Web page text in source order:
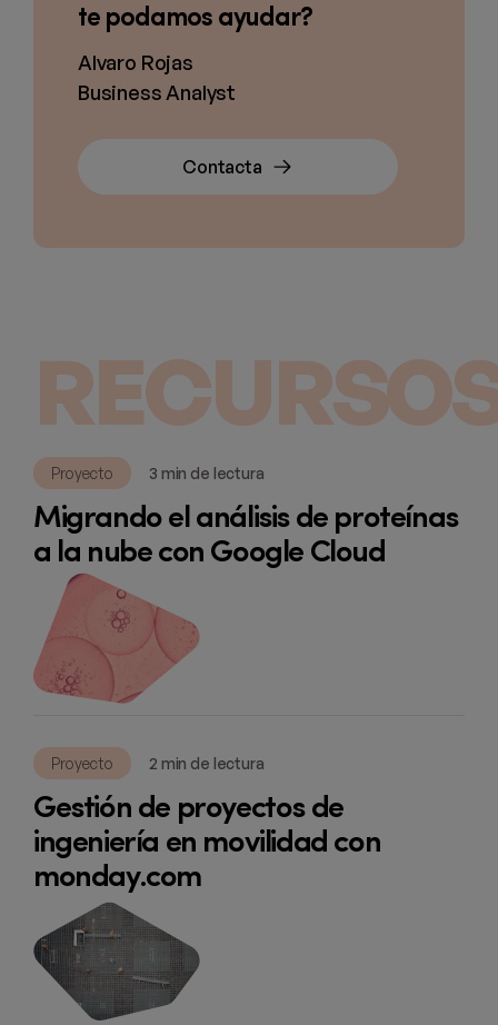
te podamos ayudar?
Alvaro Rojas
Business Analyst
Contacta
Proyecto 3 min de lectura
Migrando el análisis de proteínas
a la nube con Google Cloud
Proyecto 2 min de lectura
Gestión de proyectos de
ingeniería en movilidad con
monday.com